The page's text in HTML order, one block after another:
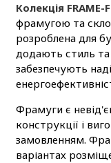
Колекція FRAME-
фрамугою та
розроблена для
додають стиль та
забезпечують
Фрамуги є
конструкції і
замовленням.
варіантах